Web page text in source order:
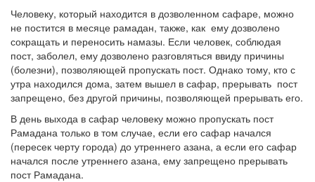
Человеку, который находится в дозволенном сафаре, можно
не постится в месяце рамадан, также, как ему дозволено
сокращать и переносить намазы. Если человек, соблюдая
пост, заболел, ему дозволено разговляться ввиду причины
(болезни), позволяющей пропускать пост. Однако тому, кто с
утра находился дома, затем вышел в сафар, прерывать пост
запрещено, без другой причины, позволяющей прерывать его.
В день выхода в сафар человеку можно пропускать пост
Рамадана только в том случае, если его сафар начался
(пересек черту города) до утреннего азана, а если его сафар
начался после утреннего азана, ему запрещено прерывать
пост Рамадана.